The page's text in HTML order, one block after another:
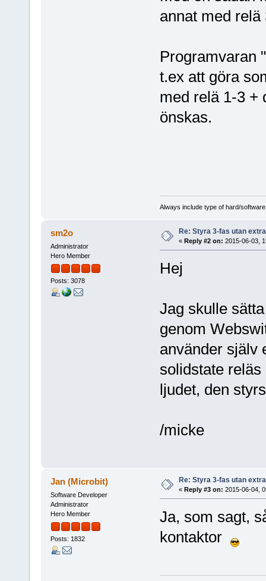
annat med relä
Programvaran
t.ex att göra
med relä 1-3 +
önskas.
Always include type of hard/
sm2o
Administrator
Hero Member
Posts: 3078
Re: Styra 3-fas utan
« Reply #2 on: 2015-06-03,
Hej
Jag skulle
genom
använder själv
solidstate
ljudet, den
/micke
Jan (Microbit)
Software Developer
Administrator
Hero Member
Posts: 1832
Re: Styra 3-fas utan
« Reply #3 on: 2015-06-04,
Ja, som sagt,
kontaktor